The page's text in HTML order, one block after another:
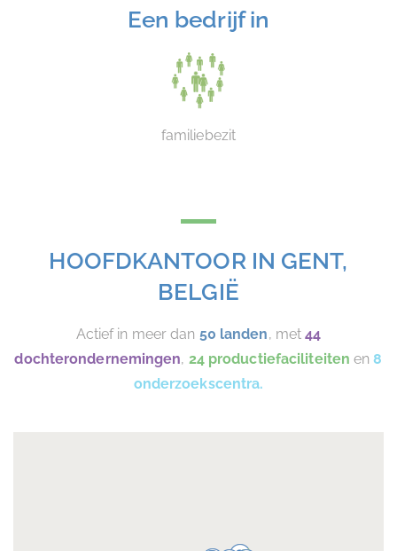
Een bedrijf in
familiebezit
HOOFDKANTOOR IN GENT,
BELGIË
Actief in meer dan 50 landen, met44
dochterondernemingen, 24 productiefaciliteiten en 8
onderzoekscentra.